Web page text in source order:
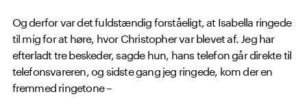
Og derfor var det fuldstændig forståeligt, at Isabella ringede
til mig for at høre, hvor Christopher var blevet af. Jeg har
efterladt tre beskeder, sagde hun, hans telefon går direkte til
telefonsvareren, og sidste gang jeg ringede, kom der en
fremmed ringetone –